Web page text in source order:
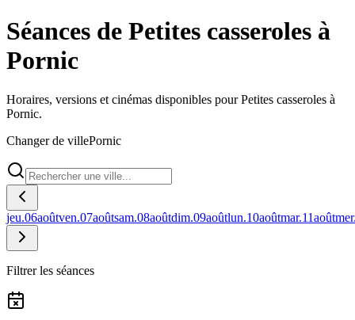
Séances de Petites casseroles à
Pornic
Horaires, versions et cinémas disponibles pour Petites casseroles à
Pornic.
Changer de villePornic
jeu.06aoûtven.07aoûtsam.08aoûtdim.09aoûtlun.10aoûtmar.11août
Filtrer les séances